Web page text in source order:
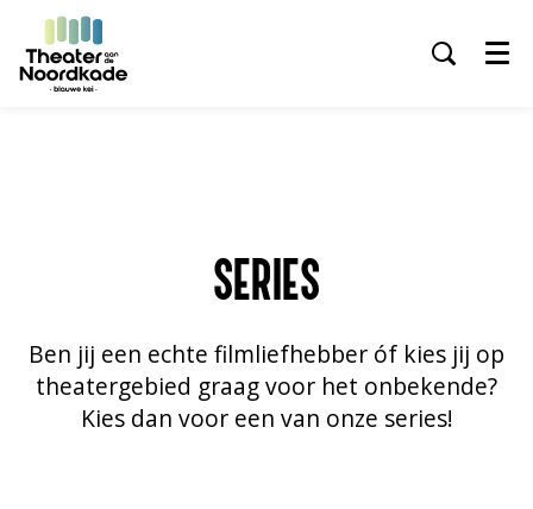
Menu
SERIES
Ben jij een echte filmliefhebber óf kies jij op
theatergebied graag voor het onbekende?
Kies dan voor een van onze series!